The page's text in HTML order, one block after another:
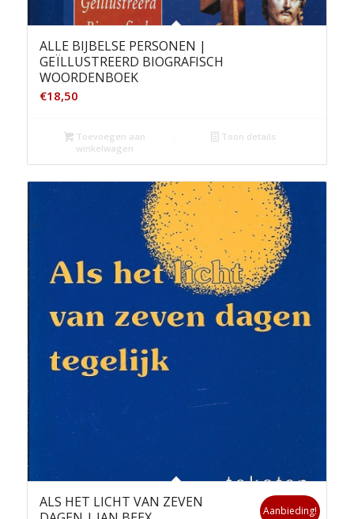
ALLE BIJBELSE PERSONEN |
GEÏLLUSTREERD BIOGRAFISCH
WOORDENBOEK
€18,50
Toevoegen aan
winkelwagen
Toon details
ALS HET LICHT VAN ZEVEN
Aanbieding!